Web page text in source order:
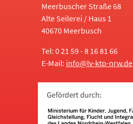
Meerbuscher Straße 68
Alte Seilerei / Haus 1
40670 Meerbusch
Tel: 0 21 59 - 8 16 81 66
E-Mail: info@lv-ktp-nrw.de